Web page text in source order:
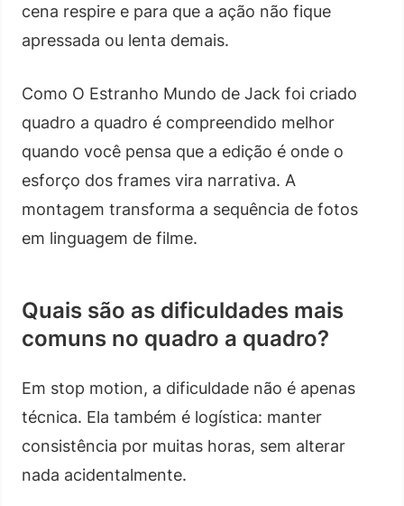
cena respire e para que a ação não fique
apressada ou lenta demais.
Como O Estranho Mundo de Jack foi criado
quadro a quadro é compreendido melhor
quando você pensa que a edição é onde o
esforço dos frames vira narrativa. A
montagem transforma a sequência de fotos
em linguagem de filme.
Quais são as dificuldades mais
comuns no quadro a quadro?
Em stop motion, a dificuldade não é apenas
técnica. Ela também é logística: manter
consistência por muitas horas, sem alterar
nada acidentalmente.